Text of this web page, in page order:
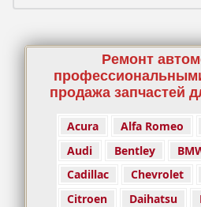
Ремонт
продажа запчастей
Acura Alfa Romeo
Audi
Bentley
Cadillac
Chevrolet
Citroen
Daihatsu